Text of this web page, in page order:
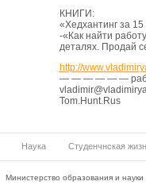
КНИГИ:
«Хедхантинг за
-«Как найти
деталях. Продай
http://
— — — — — — раб.
Tom.Hunt.Rus
Наука Студенчнская
Министерство образования и